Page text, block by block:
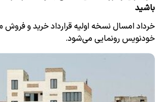
باشید
خرداد امسال نسخه اولیه قرارداد خرید و فروش
خودنویس رونمایی می‌شود.